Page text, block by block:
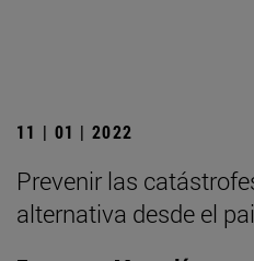
11 | 01 | 2022
Prevenir las
alternativa desde el